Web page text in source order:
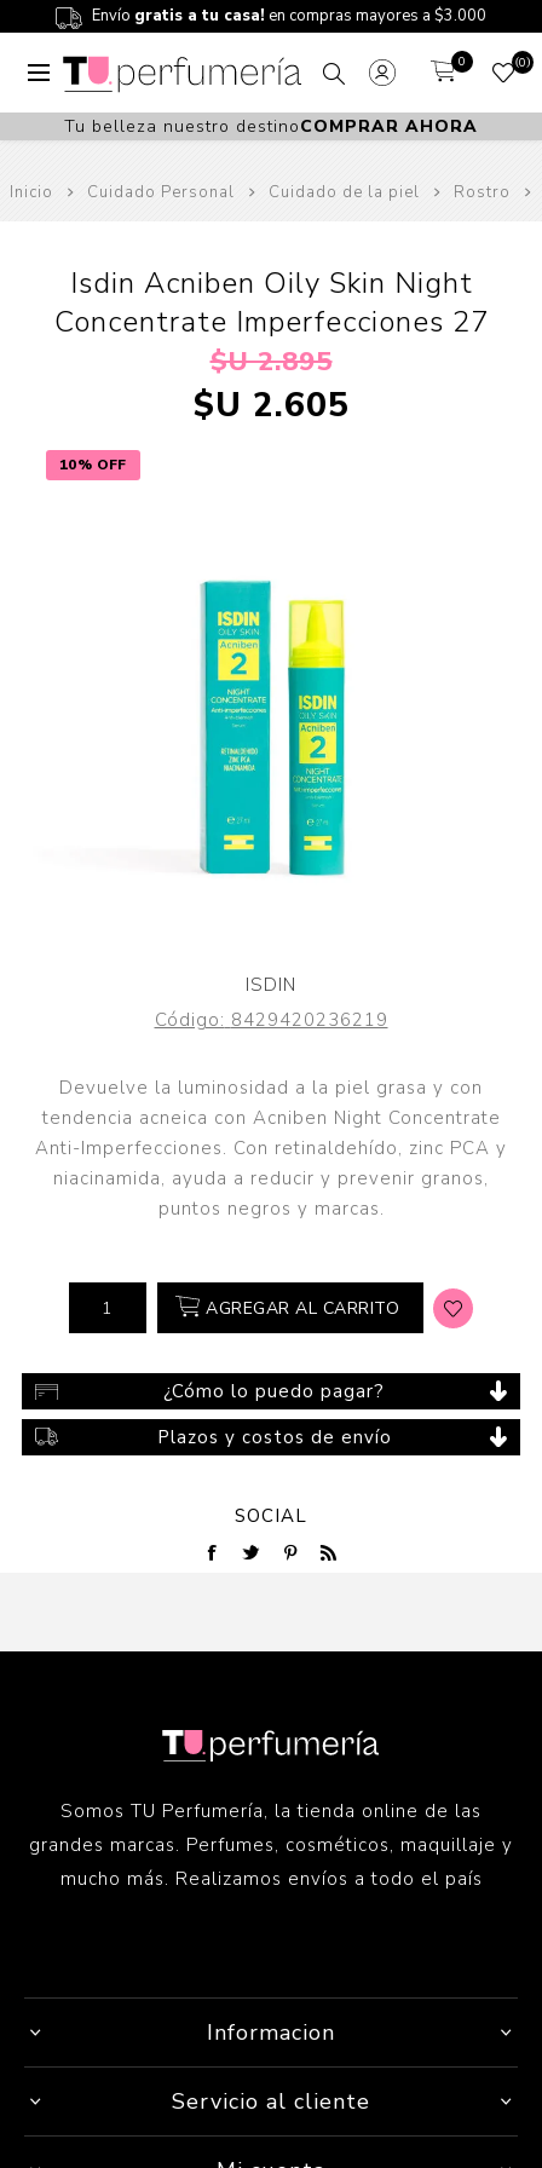
Envío gratis a tu casa! en compras mayores a $3.000
0 0
Tu belleza nuestro destinoCOMPRAR AHORA
Inicio Cuidado Personal Cuidado de la piel Rostro
10% OFF
Isdin Acniben Oily Skin Night
Concentrate Imperfecciones 27
$U 2.895
$U 2.605
ISDIN
Código: 8429420236219
Devuelve la luminosidad a la piel grasa y con
tendencia acneica con Acniben Night Concentrate
Anti-Imperfecciones. Con retinaldehído, zinc PCA y
niacinamida, ayuda a reducir y prevenir granos,
puntos negros y marcas.
AGREGAR AL CARRITO
¿Cómo lo puedo pagar?
Plazos y costos de envío
SOCIAL
Somos TU Perfumería, la tienda online de las
grandes marcas. Perfumes, cosméticos, maquillaje y
mucho más. Realizamos envíos a todo el país
Informacion
Servicio al cliente